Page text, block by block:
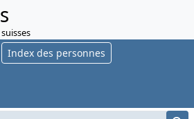
Index des personnes